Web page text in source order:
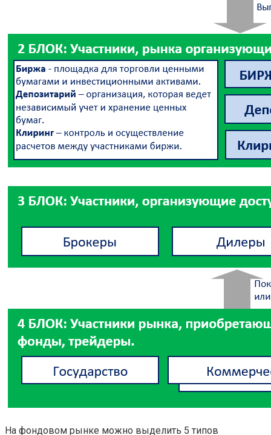
На фондовом рынке можно выделить 5 типов